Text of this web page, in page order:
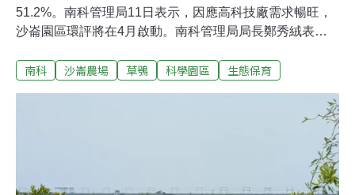
51.2%。南科管理局11日表示，因應高科技廠需求暢旺，
沙崙園區環評將在4月啟動。南科管理局局長鄭秀絨表
會溝通機制，與在地團體及專家溝通，也重新設計了廠區
4月將啟動沙崙園區環評國科會11日召開2025年科學園區
營運記者會，主委吳誠文表示，去（2025）年全國GDP約
28.7兆元，其中光是科學園區的營業額就高達5.8兆元，占
脈」；而積體電路產業占比更達83%，為園區六大產業中
南科 沙崙農場 草鴞 科學園區 生態保育